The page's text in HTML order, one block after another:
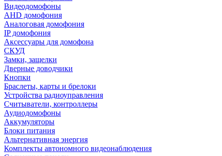
Видеодомофоны
AHD домофония
Аналоговая домофония
IP домофония
Аксессуары для домофона
СКУД
Замки, защелки
Дверные доводчики
Кнопки
Браслеты, карты и брелоки
Устройства радиоуправления
Считыватели, контроллеры
Аудиодомофоны
Аккумуляторы
Блоки питания
Альтернативная энергия
Комплекты автономного видеонаблюдения